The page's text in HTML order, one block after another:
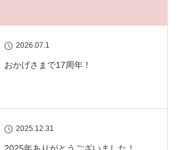
2026.07.1
おかげさまで17周年！
2025.12.31